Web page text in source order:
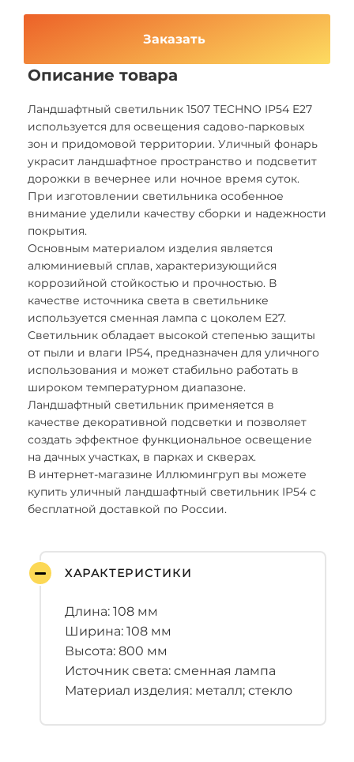
Заказать
Описание товара
Ландшафтный светильник 1507 TECHNO IP54 E27
используется для освещения садово-парковых
зон и придомовой территории. Уличный фонарь
украсит ландшафтное пространство и подсветит
дорожки в вечернее или ночное время суток.
При изготовлении светильника особенное
внимание уделили качеству сборки и надежности
покрытия.
Основным материалом изделия является
алюминиевый сплав, характеризующийся
коррозийной стойкостью и прочностью. В
качестве источника света в светильнике
используется сменная лампа с цоколем E27.
Светильник обладает высокой степенью защиты
от пыли и влаги IP54, предназначен для уличного
использования и может стабильно работать в
широком температурном диапазоне.
Ландшафтный светильник применяется в
качестве декоративной подсветки и позволяет
создать эффектное функциональное освещение
на дачных участках, в парках и скверах.
В интернет-магазине Иллюмингруп вы можете
купить уличный ландшафтный светильник IP54 с
бесплатной доставкой по России.
ХАРАКТЕРИСТИКИ
Длина: 108 мм
Ширина: 108 мм
Высота: 800 мм
Источник света: сменная лампа
Материал изделия: металл; стекло